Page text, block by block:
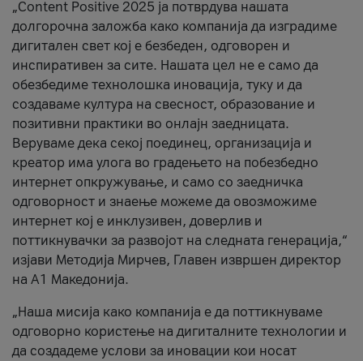
„Content Positive 2025 ја потврдува нашата
долгорочна заложба како компанија да изградиме
дигитален свет кој е безбеден, одговорен и
инспиративен за сите. Нашата цел не е само да
обезбедиме технолошка иновација, туку и да
создаваме култура на свесност, образование и
позитивни практики во онлајн заедницата.
Веруваме дека секој поединец, организација и
креатор има улога во градењето на побезбедно
интернет опкружување, и само со заедничка
одговорност и знаење можеме да овозможиме
интернет кој е инклузивен, доверлив и
поттикнувачки за развојот на следната генерација,“
изјави Методија Мирчев, Главен извршен директор
на А1 Македонија.
„Наша мисија како компанија е да поттикнуваме
одговорно користење на дигиталните технологии и
да создадеме услови за иновации кои носат